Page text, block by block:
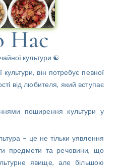
Нас
культури ☯
він потребує певної
від любителя, який вступає
поширення культури у
– це не тільки уявлення
предмети та речовини, що
явище, але більшою